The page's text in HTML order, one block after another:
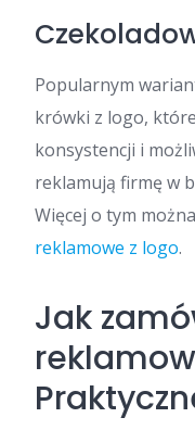
Popularnym
krówki z logo,
konsystencji i
reklamują firmę w
Więcej o tym
reklamowe z logo.
Jak